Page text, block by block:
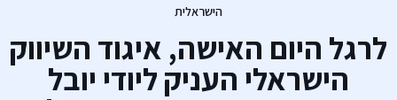
הישראלית
לרגל היום האישה, איגוד השיווק
הישראלי העניק ליודי יובל